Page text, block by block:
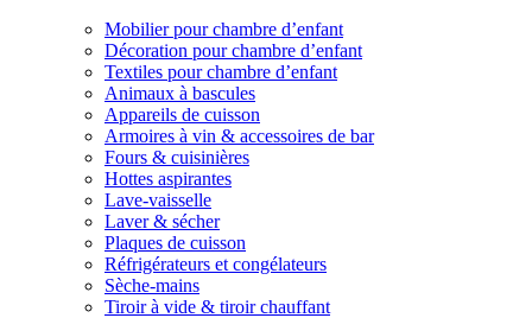
Mobilier pour chambre d’enfant
Décoration pour chambre d’enfant
Textiles pour chambre d’enfant
Animaux à bascules
Appareils de cuisson
Armoires à vin & accessoires de bar
Fours & cuisinières
Hottes aspirantes
Lave-vaisselle
Laver & sécher
Plaques de cuisson
Réfrigérateurs et congélateurs
Sèche-mains
Tiroir à vide & tiroir chauffant